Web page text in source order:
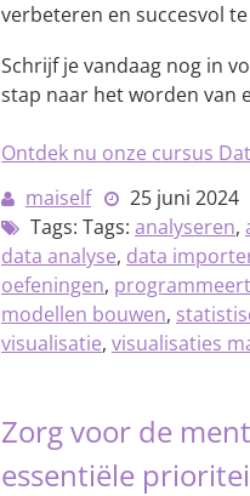
verbeteren en succesvol
Schrijf je vandaag nog in
stap naar het worden van
Ontdek nu onze cursus
maiself
25 juni 2024
Tags: Tags:analyseren,
data analyse, data
oefeningen,
modellen bouwen,
visualisatie,visualisaties
Zorg voor de
essentiële